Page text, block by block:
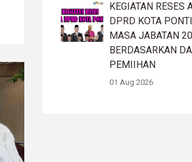
KEGIATAN RESES
DPRD KOTA
MASA JABATAN
BERDASARKAN
PEMIIHAN
01 Aug 2026